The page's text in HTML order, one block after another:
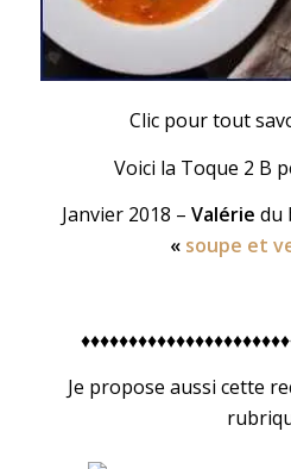
Clic pour tout
Voici la Toque 2 B
Janvier 2018 –Valérie du
« soupe et
Je propose aussi cette